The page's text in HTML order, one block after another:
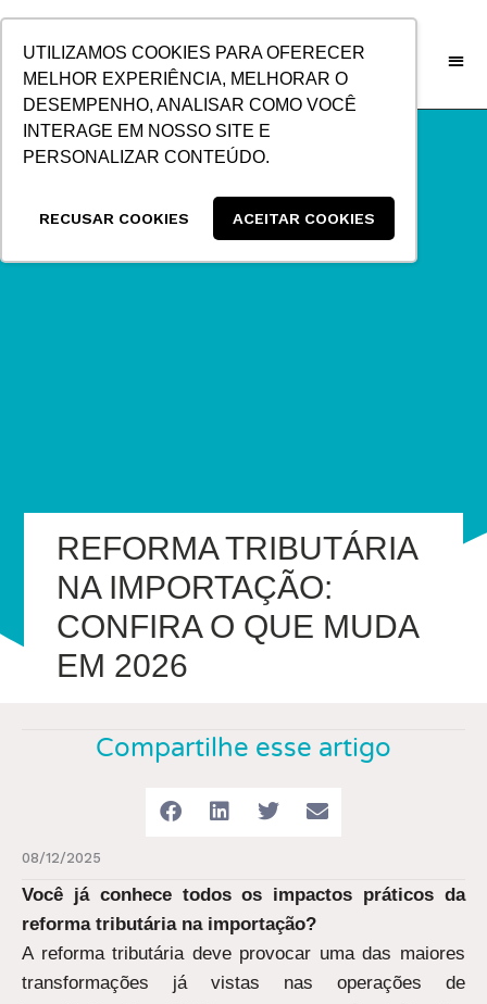
UTILIZAMOS COOKIES PARA OFERECER
MELHOR EXPERIÊNCIA, MELHORAR O
DESEMPENHO, ANALISAR COMO VOCÊ
INTERAGE EM NOSSO SITE E
PERSONALIZAR CONTEÚDO.
RECUSAR COOKIES ACEITAR COOKIES
CONTEÚDO
REFORMA TRIBUTÁRIA
NA IMPORTAÇÃO:
CONFIRA O QUE MUDA
EM 2026
Compartilhe esse artigo
08/12/2025
Você já conhece todos os impactos práticos da
reforma tributária na importação?
A reforma tributária deve provocar uma das maiores
transformações já vistas nas operações de